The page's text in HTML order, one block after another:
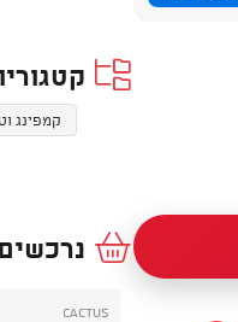
קמפינג
Cactus